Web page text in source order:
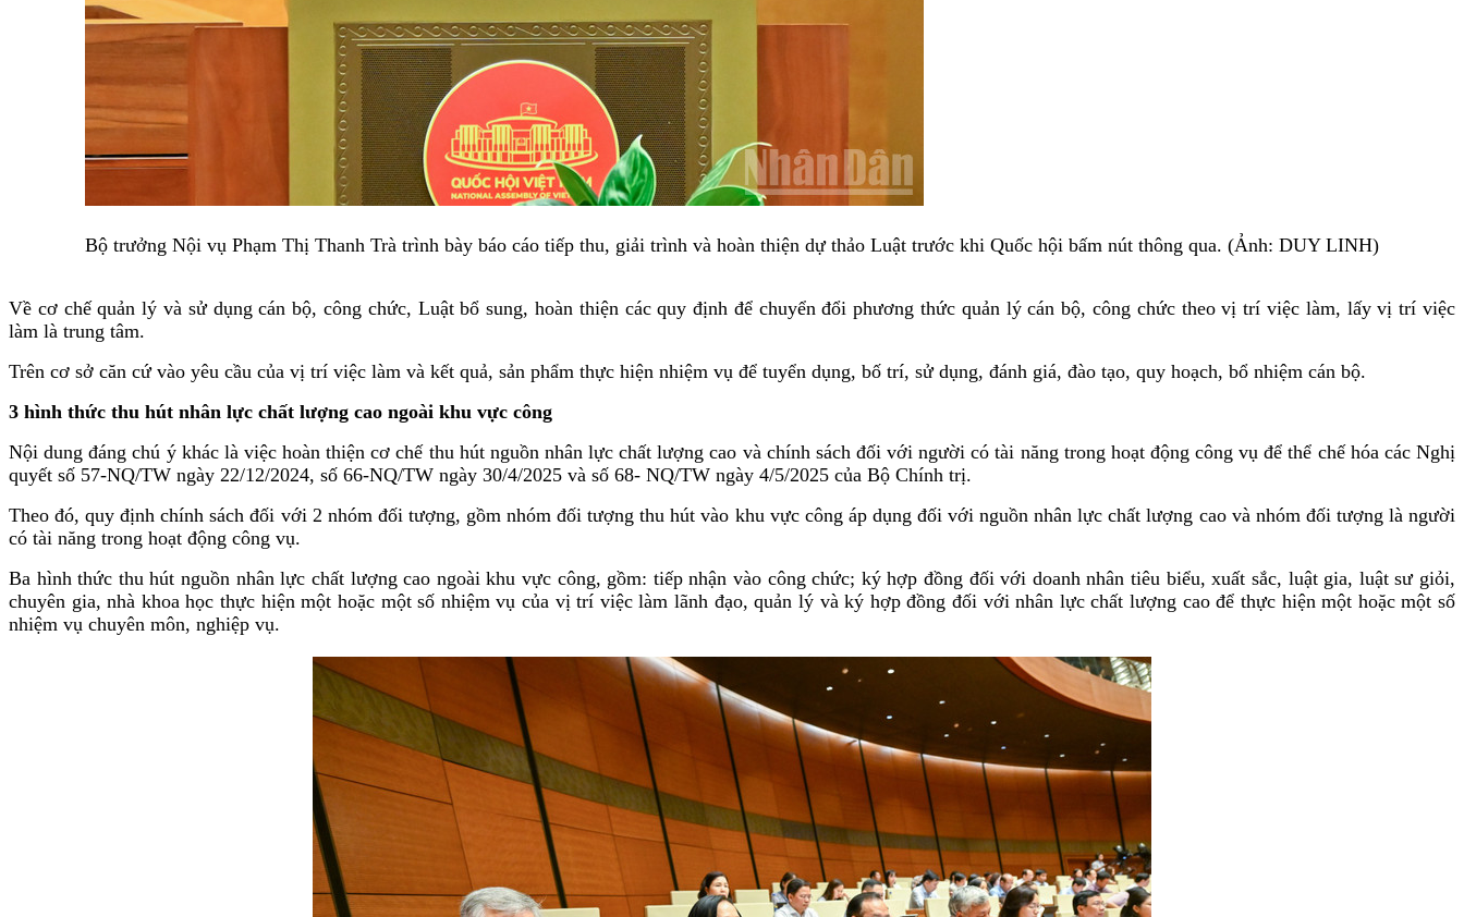
Bộ trưởng Nội vụ Phạm Thị Thanh Trà trình bày báo cáo tiếp thu, giải trình và hoàn thiện dự thảo Luật trước khi Quốc hội bấm nút thông qua. (Ảnh: DUY LINH)
Về cơ chế quản lý và sử dụng cán bộ, công chức, Luật bổ sung, hoàn thiện các quy định để chuyển đổi phương thức quản lý cán bộ, công chức theo vị trí việc làm, lấy vị trí việc
làm là trung tâm.
Trên cơ sở căn cứ vào yêu cầu của vị trí việc làm và kết quả, sản phẩm thực hiện nhiệm vụ để tuyển dụng, bố trí, sử dụng, đánh giá, đào tạo, quy hoạch, bổ nhiệm cán bộ.
3 hình thức thu hút nhân lực chất lượng cao ngoài khu vực công
Nội dung đáng chú ý khác là việc hoàn thiện cơ chế thu hút nguồn nhân lực chất lượng cao và chính sách đối với người có tài năng trong hoạt động công vụ để thể chế hóa các Nghị
quyết số 57-NQ/TW ngày 22/12/2024, số 66-NQ/TW ngày 30/4/2025 và số 68- NQ/TW ngày 4/5/2025 của Bộ Chính trị.
Theo đó, quy định chính sách đối với 2 nhóm đối tượng, gồm nhóm đối tượng thu hút vào khu vực công áp dụng đối với nguồn nhân lực chất lượng cao và nhóm đối tượng là người
có tài năng trong hoạt động công vụ.
Ba hình thức thu hút nguồn nhân lực chất lượng cao ngoài khu vực công, gồm: tiếp nhận vào công chức; ký hợp đồng đối với doanh nhân tiêu biểu, xuất sắc, luật gia, luật sư giỏi,
chuyên gia, nhà khoa học thực hiện một hoặc một số nhiệm vụ của vị trí việc làm lãnh đạo, quản lý và ký hợp đồng đối với nhân lực chất lượng cao để thực hiện một hoặc một số
nhiệm vụ chuyên môn, nghiệp vụ.